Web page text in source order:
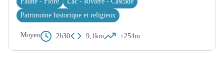
Patrimoine historique et religieux
Moyen 2h30 9,1km +254m